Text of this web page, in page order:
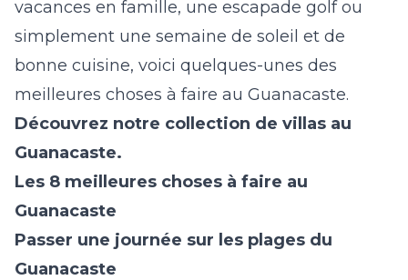
vacances en famille, une escapade golf ou
simplement une semaine de soleil et de
bonne cuisine, voici quelques-unes des
meilleures choses à faire au Guanacaste.
Découvrez notre collection de villas au
Guanacaste.
Les 8 meilleures choses à faire au
Guanacaste
Passer une journée sur les plages du
Guanacaste